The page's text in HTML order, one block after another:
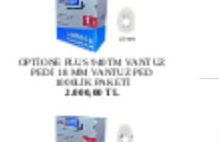
OPTİONE PLUS 940TM VANTUZ
PEDİ 18 MM VANTUZ PED
1000LİK PAKETİ
2.000,00 TL